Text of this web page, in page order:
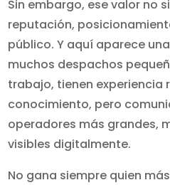
Sin embargo, ese valor no
reputación,
público. Y aquí aparece
muchos despachos
trabajo, tienen experiencia
conocimiento, pero
operadores más grandes,
visibles digitalmente.
No gana siempre quien